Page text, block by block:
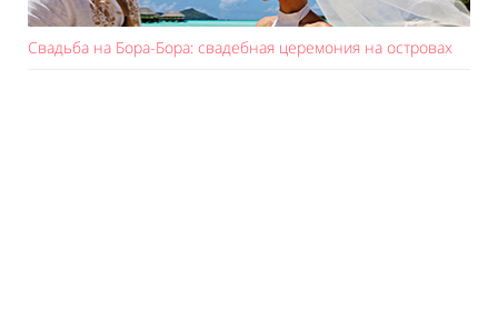
Свадьба на Бора-Бора: свадебная церемония на островах